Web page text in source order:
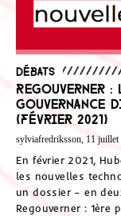
Débats
Regouverner
gouvernance
(février 2021)
sylviafredriksson, 11 juillet
En février 2021,
les nouvelles
un dossier – en
Regouverner : 1ère